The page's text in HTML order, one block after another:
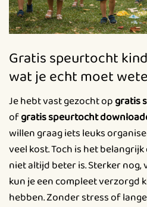
Gratis speurtocht
wat je echt moet
Je hebt vast gezocht opgratis
ofgratis speurtocht
willen graag iets leuks
veel kost. Toch is het
niet altijd beter is. Sterker
kun je een compleet verzorgd
hebben. Zonder stress of